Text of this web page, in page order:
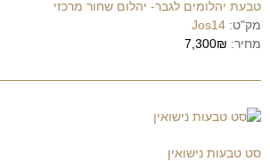
טבעת יהלומים לגבר- יהלום שחור מרכזי
מק"ט: Jos14
מחיר: 7,300₪
סט טבעות נישואין